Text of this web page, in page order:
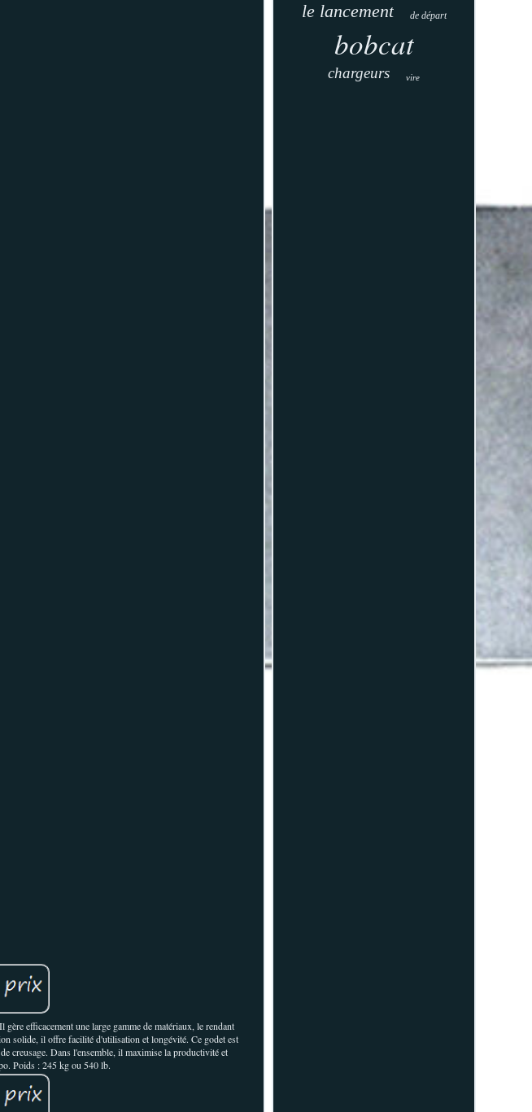
efficacement une large gamme de matériaux, le rendant
solide, il offre facilité d'utilisation et longévité. Ce godet est
creusage. Dans l'ensemble, il maximise la productivité et
Poids : 245 kg ou 540 lb.
le lancement de départ
bobcat
chargeurs vire